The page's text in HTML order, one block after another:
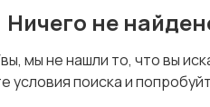
Ничего не
мы не нашли то, что вы
условия поиска и